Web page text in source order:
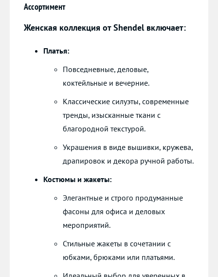
Ассортимент
Женская коллекция от Shendel включает:
Платья:
Повседневные, деловые,
коктейльные и вечерние.
Классические силуэты, современные
тренды, изысканные ткани с
благородной текстурой.
Украшения в виде вышивки, кружева,
драпировок и декора ручной работы.
Костюмы и жакеты:
Элегантные и строго продуманные
фасоны для офиса и деловых
мероприятий.
Стильные жакеты в сочетании с
юбками, брюками или платьями.